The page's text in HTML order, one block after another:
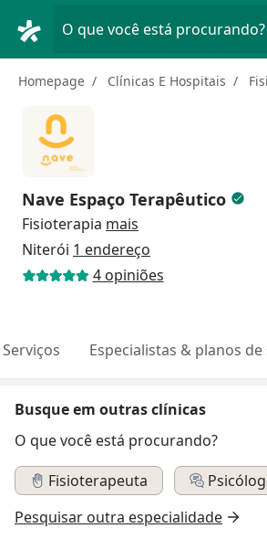
O que você está procurando?
Homepage Clínicas E Hospitais
Nave Espaço Terapêutico
Fisioterapia mais
Niterói 1 endereço
4 opiniões
Serviços Especialistas & planos de
Busque em outras clínicas
O que você está procurando?
Fisioterapeuta
Pesquisar outra especialidade